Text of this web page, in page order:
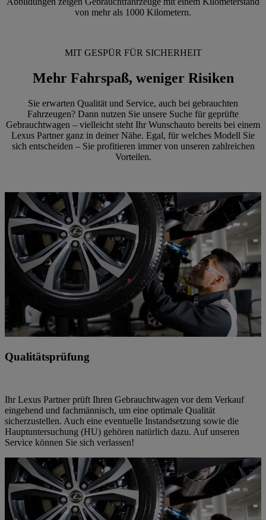
von mehr als 1000 Kilometern.
MIT GESPÜR FÜR SICHERHEIT
Mehr Fahrspaß, weniger Risiken
Sie erwarten Qualität und Service, auch bei gebrauchten
Fahrzeugen? Dann nutzen Sie unsere Suche für geprüfte
Gebrauchtwagen – vielleicht steht Ihr Wunschauto bereits bei einem
Lexus Partner ganz in deiner Nähe. Egal, für welches Modell Sie
sich entscheiden – Sie profitieren immer von unseren zahlreichen
Vorteilen.
Qualitätsprüfung
Ihr Lexus Partner prüft Ihren Gebrauchtwagen vor dem Verkauf
eingehend und fachmännisch, um eine optimale Qualität
sicherzustellen. Auch eine eventuelle Instandsetzung sowie die
Hauptuntersuchung (HU) gehören natürlich dazu. Auf unseren
Service können Sie sich verlassen!